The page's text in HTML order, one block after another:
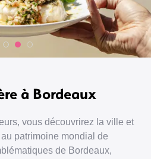
à Bordeaux
vous découvrirez la ville et
patrimoine mondial de
de Bordeaux,